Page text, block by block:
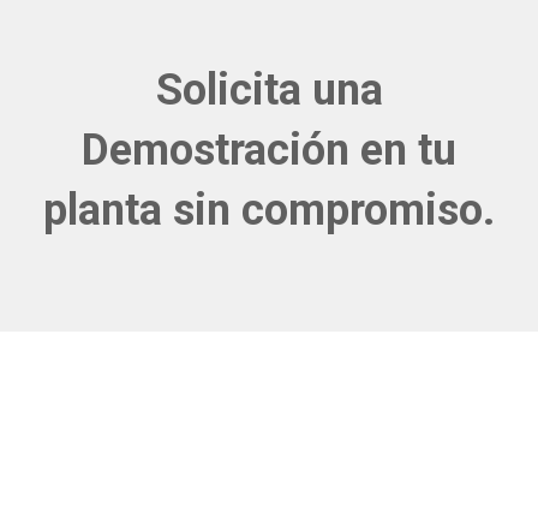
Solicita una
Demostración en tu
planta sin compromiso.